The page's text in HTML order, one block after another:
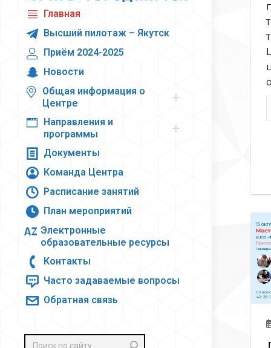
Главная
Высший пилотаж – Якутск
Приём 2024-2025
Новости
Общая информация о
Центре
Направления и
программы
Документы
Команда Центра
Расписание занятий
План мероприятий
Электронные
образовательные ресурсы
Контакты
Часто задаваемые вопросы
Обратная связь
Поиск: